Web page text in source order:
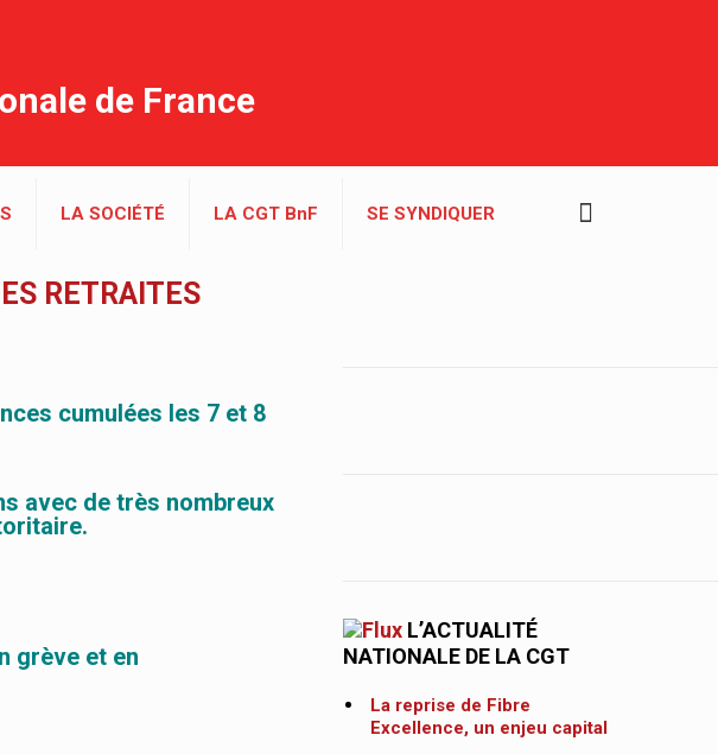
de France
LA SOCIÉTÉ LA CGT BnF SE SYNDIQUER
RETRAITES
cumulées les 7 et 8
avec de très nombreux
grève et en
L’ACTUALITÉ
NATIONALE DE LA CGT
La reprise de Fibre
Excellence, un enjeu capital